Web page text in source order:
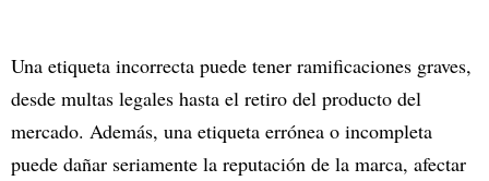
Una etiqueta incorrecta puede tener ramificaciones graves,
desde multas legales hasta el retiro del producto del
mercado. Además, una etiqueta errónea o incompleta
puede dañar seriamente la reputación de la marca, afectar